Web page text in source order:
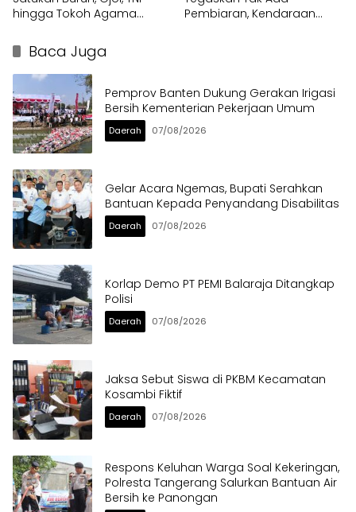
hingga Tokoh Agama
Pembiaran, Kendaraan
Baca Juga
Pemprov Banten Dukung Gerakan Irigasi
Bersih Kementerian Pekerjaan Umum
Daerah 07/08/2026
Gelar Acara Ngemas, Bupati Serahkan
Bantuan Kepada Penyandang Disabilitas
Daerah 07/08/2026
Korlap Demo PT PEMI Balaraja Ditangkap
Polisi
Daerah 07/08/2026
Jaksa Sebut Siswa di PKBM Kecamatan
Kosambi Fiktif
Daerah 07/08/2026
Respons Keluhan Warga Soal Kekeringan,
Polresta Tangerang Salurkan Bantuan Air
Bersih ke Panongan